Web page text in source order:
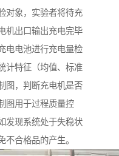
对象，实验者将待充
机出口输出充电完毕
电电池进行充电量检
计特征（均值、标准
图，判断充电机是否
图用于过程质量控
发现系统处于失稳状
合格品的产生。